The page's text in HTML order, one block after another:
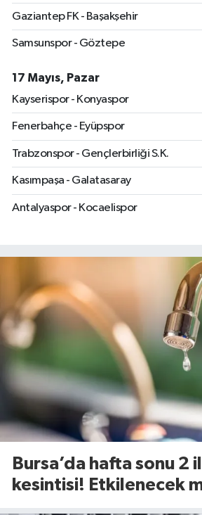
Gaziantep FK - Başakşehir
Samsunspor - Göztepe
17 Mayıs, Pazar
Kayserispor - Konyaspor
Fenerbahçe - Eyüpspor
Trabzonspor - Gençlerbirliği S.K.
Kasımpaşa - Galatasaray
Antalyaspor - Kocaelispor
Bursa’da hafta sonu 2
kesintisi! Etkilenecek